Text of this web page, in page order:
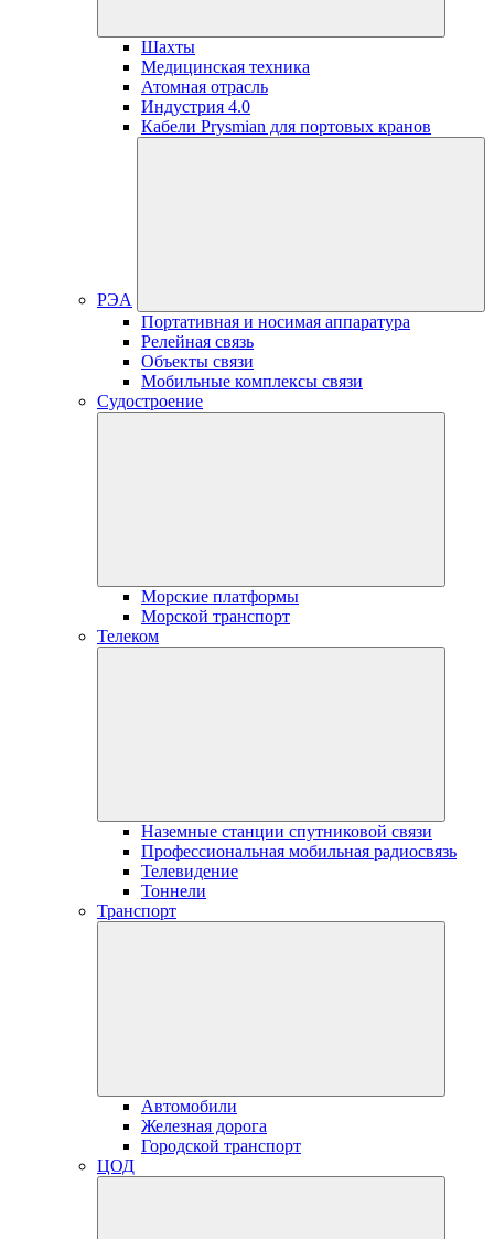
Шахты
Медицинская техника
Атомная отрасль
Индустрия 4.0
Кабели Prysmian для портовых кранов
РЭА
Портативная и носимая аппаратура
Релейная связь
Объекты связи
Мобильные комплексы связи
Судостроение
Морские платформы
Морской транспорт
Телеком
Наземные станции спутниковой связи
Профессиональная мобильная радиосвязь
Телевидение
Тоннели
Транспорт
Автомобили
Железная дорога
Городской транспорт
ЦОД